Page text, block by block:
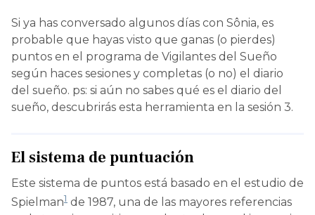
Si ya has conversado algunos días con Sônia, es
probable que hayas visto que ganas (o pierdes)
puntos en el programa de Vigilantes del Sueño
según haces sesiones y completas (o no) el diario
del sueño. ps: si aún no sabes qué es el diario del
sueño, descubrirás esta herramienta en la sesión 3.
El sistema de puntuación
Este sistema de puntos está basado en el estudio de
Spielman1 de 1987, una de las mayores referencias